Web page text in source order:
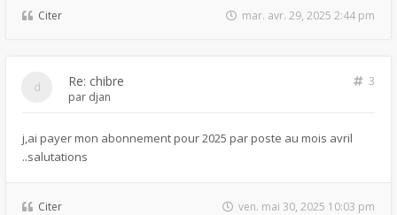
Citer mar. avr. 29, 2025 2:44 pm
Re: chibre
3
par djan
j,ai payer mon abonnement pour 2025 par poste au mois avril
..salutations
Citer ven. mai 30, 2025 10:03 pm